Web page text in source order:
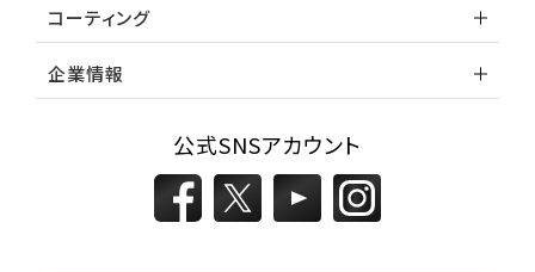
ホンダ
2
コーティング
企業情報
公式SNSアカウント